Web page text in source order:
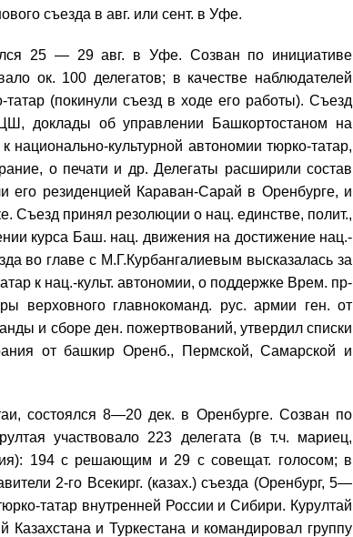
съезда в авг. или сент. в Уфе.
25 — 29 авг. в Уфе. Созван по инициативе
ок. 100 делегатов; в качестве наблюдателей
(покинули съезд в ходе его работы). Съезд
доклады об управлении Башкортостаном на
культурной автономии тюрко-татар,
о печати и др. Делегаты расширили состав
его резиденцией Караван-Сарай в Оренбурге, и
принял резолюции о нац. единстве, полит.,
курса Баш. нац. движения на достижение нац.-
во главе с М.Г.Курбангалиевым высказалась за
к нац.-культ. автономии, о поддержке Врем. пр-
верховного главнокоманд. рус. армии ген. от
и сборе ден. пожертвований, утвердил списки
от башкир Оренб., Пермской, Самарской и
состоялся 8—20 дек. в Оренбурге. Созван по
участвовало 223 делегата (в т.ч. мариец,
194 с решающим и 29 с совещат. голосом; в
2-го Всекирг. (казах.) съезда (Оренбург, 5—
татар внутренней России и Сибири. Курултай
Казахстана и Туркестана и командировал группу